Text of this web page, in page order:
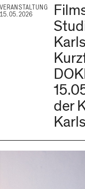
VERANSTALTUNG
15.05.2026
der